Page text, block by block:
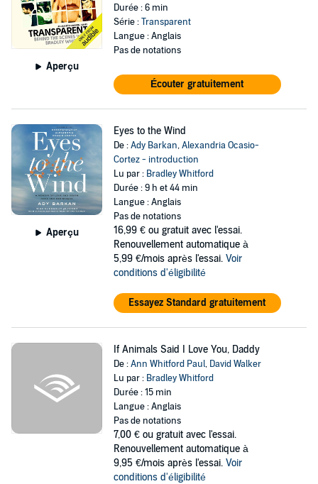
Aperçu
Durée : 6 min
Série :Transparent
Langue : Anglais
Pas de notations
Écouter gratuitement
Aperçu
Eyes to the Wind
De :Ady Barkan,Alexandria Ocasio-
Cortez - introduction
Lu par : Bradley Whitford
Durée : 9 h et 44 min
Langue : Anglais
Pas de notations
16,99 € ou gratuit avec l'essai.
Renouvellement automatique à
5,99 €/mois après l'essai. Voir
conditions d'éligibilité
Essayez Standard gratuitement
If Animals Said I Love You, Daddy
De :Ann Whitford Paul, David Walker
Lu par : Bradley Whitford
Durée : 15 min
Langue : Anglais
Pas de notations
7,00 € ou gratuit avec l'essai.
Renouvellement automatique à
9,95 €/mois après l'essai. Voir
conditions d'éligibilité